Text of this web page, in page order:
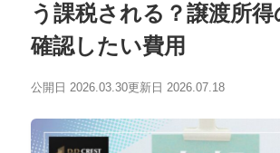
う課税される？譲渡所得
確認したい費用
公開日 2026.03.30更新日 2026.07.18